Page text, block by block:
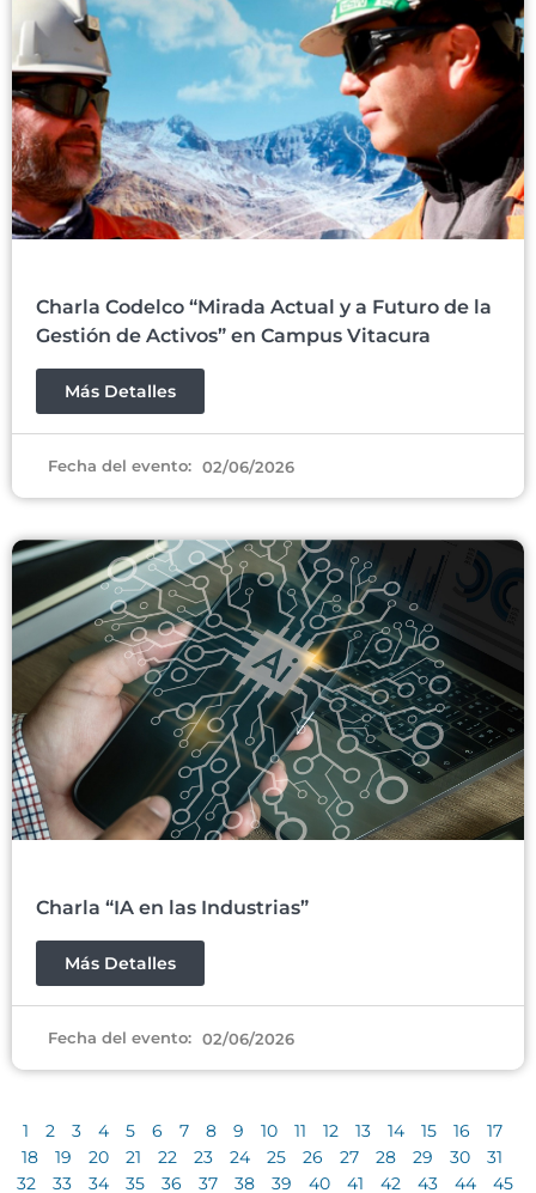
Charla Codelco “Mirada Actual y a Futuro de la
Gestión de Activos” en Campus Vitacura
Más Detalles
Fecha del evento: 02/06/2026
Charla “IA en las Industrias”
Más Detalles
Fecha del evento: 02/06/2026
1 2 3 4 5 6 7 8 9 10 11 12 13 14 15 16
17
18
19 20 21 22 23 24 25 26 27 28 29 30
31
32
33 34 35 36 37 38 39 40 41 42 43 44
45